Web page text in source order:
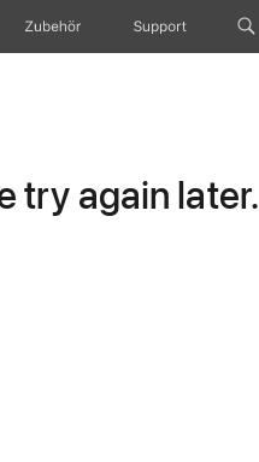
Zubehör Support
try again later.